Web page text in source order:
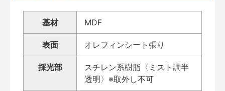
基材 MDF
表面 オレフィンシート張り
採光部
スチレン系樹脂〈ミスト調半
透明〉※取外し不可